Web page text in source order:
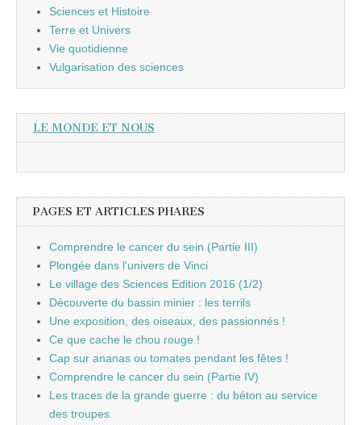
Sciences et Histoire
Terre et Univers
Vie quotidienne
Vulgarisation des sciences
LE MONDE ET NOUS
PAGES ET ARTICLES PHARES
Comprendre le cancer du sein (Partie III)
Plongée dans l'univers de Vinci
Le village des Sciences Edition 2016 (1/2)
Découverte du bassin minier : les terrils
Une exposition, des oiseaux, des passionnés !
Ce que cache le chou rouge !
Cap sur ananas ou tomates pendant les fêtes !
Comprendre le cancer du sein (Partie IV)
Les traces de la grande guerre : du béton au service
des troupes